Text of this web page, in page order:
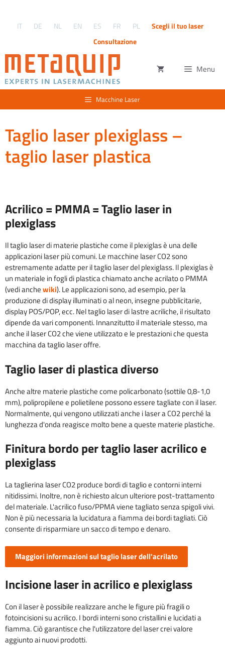
contenuto
IT DE NL EN ES FR PL
Scegli il tuo laser
Consultazione
Menu
Macchine Laser
Taglio laser plexiglass –
taglio laser plastica
Acrilico = PMMA = Taglio laser in
plexiglass
Il taglio laser di materie plastiche come il plexiglas è una delle
applicazioni laser più comuni. Le macchine laser CO2 sono
estremamente adatte per il taglio laser del plexiglass. Il plexiglas è
un materiale in fogli di plastica chiamato anche acrilato o PMMA
(vedi anchewiki). Le applicazioni sono, ad esempio, per la
produzione di display illuminati o al neon, insegne pubblicitarie,
display POS/POP, ecc. Nel taglio laser di lastre acriliche, il risultato
dipende da vari componenti. Innanzitutto il materiale stesso, ma
anche il laser CO2 che viene utilizzato e le prestazioni che questa
macchina da taglio laser offre.
Taglio laser di plastica diverso
Anche altre materie plastiche come policarbonato (sottile 0,8-1,0
mm), polipropilene e polietilene possono essere tagliate con il laser.
Normalmente, qui vengono utilizzati anche i laser a CO2 perché la
lunghezza d'onda reagisce molto bene a queste materie plastiche.
Finitura bordo per taglio laser acrilico e
plexiglass
La taglierina laser CO2 produce bordi di taglio e contorni interni
nitidissimi. Inoltre, non è richiesto alcun ulteriore post-trattamento
del materiale. L'acrilico fuso/PPMA viene tagliato senza spigoli vivi.
Non è più necessaria la lucidatura a fiamma dei bordi tagliati. Ciò
consente di risparmiare un sacco di tempo e denaro.
Maggiori informazioni sul taglio laser dell'acrilato
Incisione laser in acrilico e plexiglass
Con il laser è possibile realizzare anche le figure più fragili o
fotoincisioni su acrilico. I bordi interni sono cristallini e lucidati a
fiamma. Ciò garantisce che l'utilizzatore del laser crei valore
aggiunto ai nuovi prodotti.